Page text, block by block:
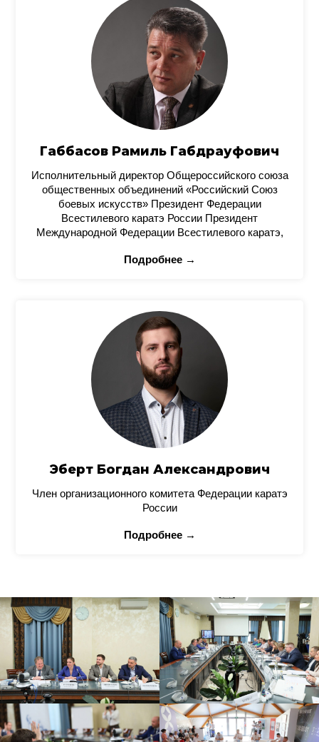
Габбасов Рамиль Габдрауфович
Исполнительный директор Общероссийского союза
общественных объединений «Российский Союз
боевых искусств» Президент Федерации
Всестилевого каратэ России Президент
Международной Федерации Всестилевого каратэ,
Подробнее →
Эберт Богдан Александрович
Член организационного комитета Федерации каратэ
России
Подробнее →